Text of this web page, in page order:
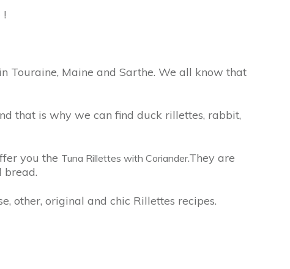
!
Touraine, Maine and Sarthe. We all know that
that is why we can find duck rillettes, rabbit,
you the Tuna Rillettes with Coriander.They are
bread.
other, original and chic Rillettes recipes.